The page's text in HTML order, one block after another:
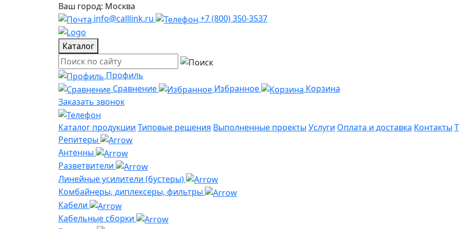
Ваш город: Москва
info@calllink.ru
+7 (800) 350-3537
Каталог
Профиль
Сравнение
Избранное
Корзина
Заказать звонок
Каталог продукции Типовые решения Выполненные проекты Услуги Оплата и доставка Контакты
Репитеры
Антенны
Разветвители
Линейные усилители (бустеры)
Комбайнеры, диплексеры, фильтры
Кабели
Кабельные сборки